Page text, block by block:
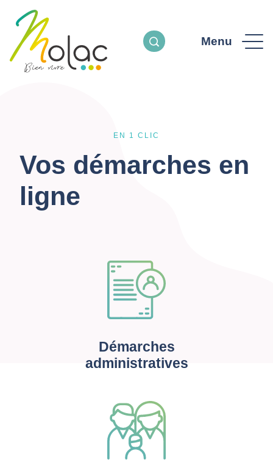
Menu
EN 1 CLIC
Vos démarches en
ligne
Démarches
administratives